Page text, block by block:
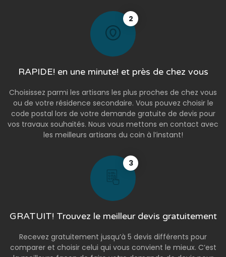
2
RAPIDE! en une minute! et près de chez vous
Choisissez parmi les artisans les plus proches de chez vous
ou de votre résidence secondaire. Vous pouvez choisir le
code postal lors de votre demande gratuite de devis pour
vos travaux souhaités. Nous vous mettons en contact avec
les meilleurs artisans du coin à l’instant!
3
GRATUIT! Trouvez le meilleur devis gratuitement
Recevez gratuitement jusqu’à 5 devis différents pour
comparer et choisir celui qui vous convient le mieux. C’est